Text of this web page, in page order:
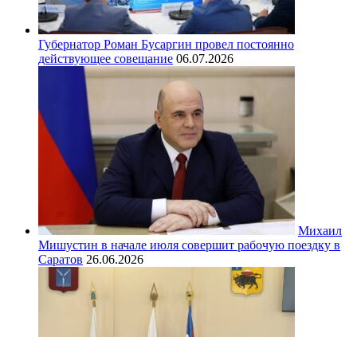
Губернатор Роман Бусаргин провел постоянно
действующее совещание 06.07.2026
Михаил
Мишустин в начале июля совершит рабочую поездку в
Саратов 26.06.2026